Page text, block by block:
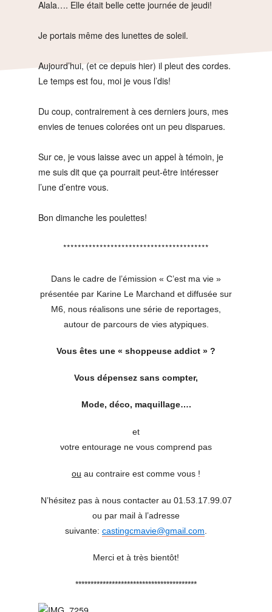
Alala…. Elle était belle cette journée de jeudi!
Je portais même des lunettes de soleil.
Aujourd’hui, (et ce depuis hier) il pleut des cordes.
Le temps est fou, moi je vous l’dis!
Du coup, contrairement à ces derniers jours, mes
envies de tenues colorées ont un peu disparues.
Sur ce, je vous laisse avec un appel à témoin, je
me suis dit que ça pourrait peut-être intéresser
l’une d’entre vous.
Bon dimanche les poulettes!
****************************************
Dans le cadre de l’émission « C’est ma vie »
présentée par Karine Le Marchand et diffusée sur
M6, nous réalisons une série de reportages,
autour de parcours de vies atypiques.
Vous êtes une « shoppeuse addict » ?
Vous dépensez sans compter,
Mode, déco, maquillage….
et
votre entourage ne vous comprend pas
ou au contraire est comme vous !
N’hésitez pas à nous contacter au 01.53.17.99.07
ou par mail à l’adresse
suivante: castingcmavie@gmail.com
Merci et à très bientôt!
****************************************